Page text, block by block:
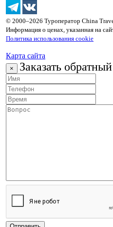
© 2000–2026 Туроператор China
Информация о ценах, указанная на
Политика использования cookie
Карта сайта
× Заказать